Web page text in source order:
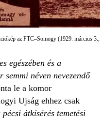
az FTC–Somogy (1929. március 3.,
egészében és a
néven nevezendő
le a komor
Ujság ehhez csak
átkísérés temetési